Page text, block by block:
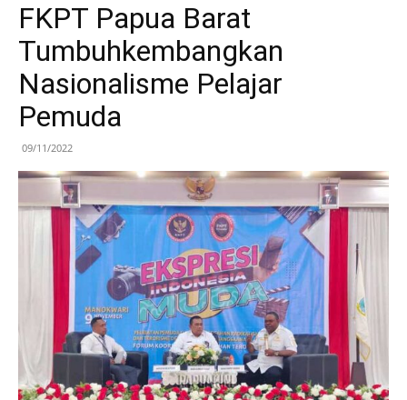
FKPT Papua Barat
Tumbuhkembangkan
Nasionalisme Pelajar
Pemuda
09/11/2022